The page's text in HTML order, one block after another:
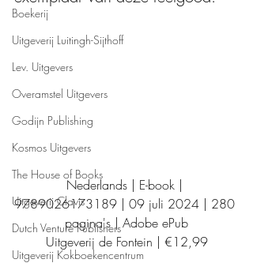
Boekerij
Uitgeverij Luitingh-Sijthoff
Lev. Uitgevers
Overamstel Uitgevers
Godijn Publishing
Kosmos Uitgevers
The House of Books
Uitgeverij Clavis
Dutch Venture Publishers
Uitgeverij Kokboekencentrum
Nederlands | E-book |
9789026173189 | 09 juli 2024 | 280
pagina's | Adobe ePub
Uitgeverij de Fontein | €12,99